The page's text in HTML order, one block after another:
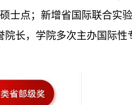
士点；新增省国际联合实
长，学院多次主办国际性